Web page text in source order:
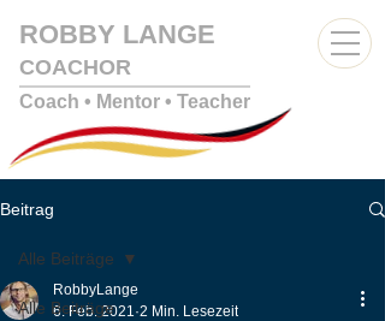
ROBBY LANGE
COACHOR
Coach • Mentor • Teacher
Beitrag
Alle Beiträge
Alle Beiträge
RobbyLange
6. Feb. 2021 2 Min. Lesezeit